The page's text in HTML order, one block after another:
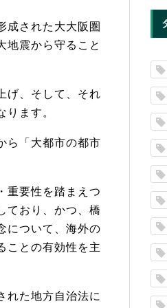
成された大大阪圏
地震から守ること
げ、そして、それ
ます。
ら「 大都市の都市
重要性を踏まえつ
おり、かつ、 橋
について、海外の
ことの有効性を主
れた地方自治法に